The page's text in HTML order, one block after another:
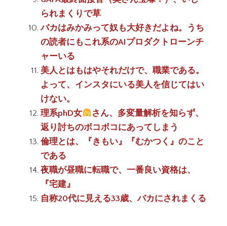
られまくりで草
バカはみかみって奴も大好きだよね。うち
の読者にもこれ系のAIプロダクトローンチ
ャーいる
美人とはもはやそれだけで、職業である。
よって、インスタにいる美人を信じてはい
けない。
理系phD女
さん、多変量解析を知らず、
返り討ちのボコボコにあってしまう
倫理とは、『きもい』『むかつく』のこと
である
夜職が昼職に転職で、一番良い資格は、
『宅建』
自称20代に見える33歳、バカにされまくる